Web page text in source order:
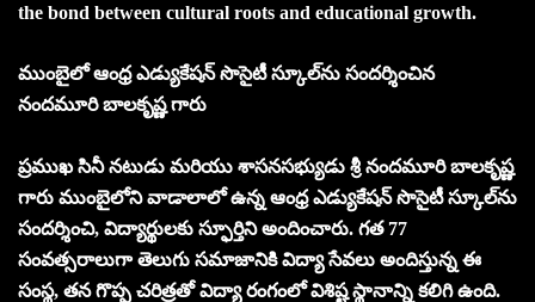
the bond between cultural roots and educational growth.
ముంబైలో ఆంధ్ర ఎడ్యుకేషన్ సొసైటీ స్కూల్‌ను సందర్శించిన
నందమూరి బాలకృష్ణ గారు
ప్రముఖ సినీ నటుడు మరియు శాసనసభ్యుడు శ్రీ నందమూరి బాలకృష్ణ
గారు ముంబైలోని వాడాలాలో ఉన్న ఆంధ్ర ఎడ్యుకేషన్ సొసైటీ స్కూల్‌ను
సందర్శించి, విద్యార్థులకు స్ఫూర్తిని అందించారు. గత 77
సంవత్సరాలుగా తెలుగు సమాజానికి విద్యా సేవలు అందిస్తున్న ఈ
సంస్థ, తన గొప్ప చరిత్రతో విద్యా రంగంలో విశిష్ట స్థానాన్ని కలిగి ఉంది.